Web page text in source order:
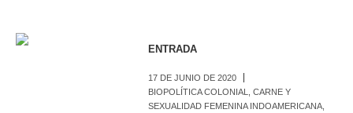
ENTRADA
17 DE JUNIO DE 2020
BIOPOLÍTICA COLONIAL
,CARNE Y
SEXUALIDAD FEMENINA INDOAMERICANA